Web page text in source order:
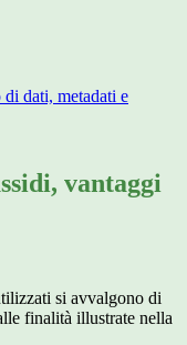
dati, metadati e
vantaggi
si avvalgono di
finalità illustrate nella